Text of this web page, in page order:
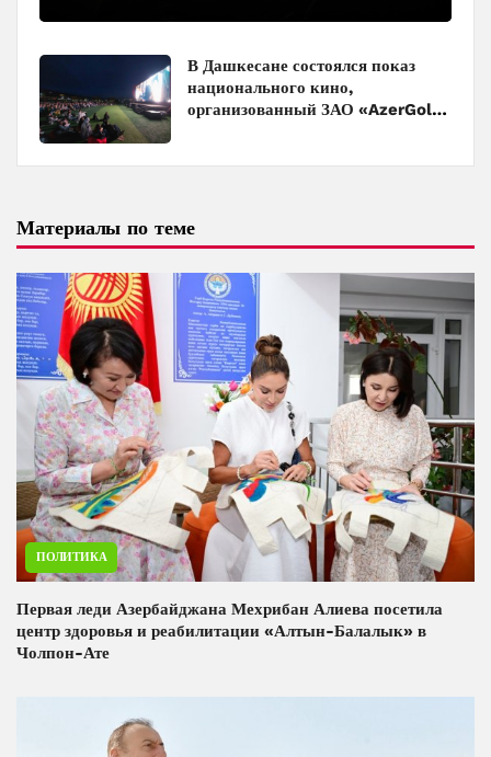
В Дашкесане состоялся показ
национального кино,
организованный ЗАО «AzerGold»
Материалы по теме
ПОЛИТИКА
Первая леди Азербайджана Мехрибан Алиева посетила
центр здоровья и реабилитации «Алтын-Балалык» в
Чолпон-Ате